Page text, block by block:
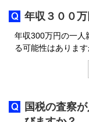
年収３００
年収300万円の一人
る可能性はあります
国税の査察